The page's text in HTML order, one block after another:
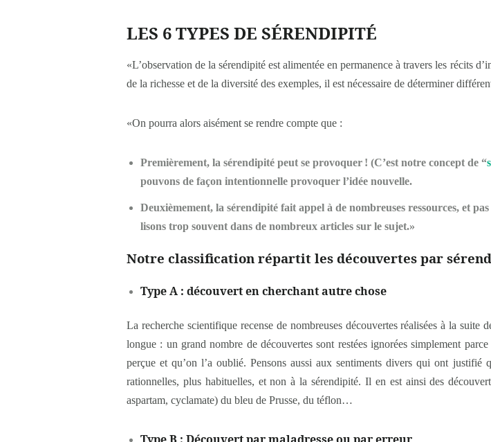
LES 6 TYPES DE SÉRENDIPITÉ
«L’observation de la sérendipité est alimentée en permanence à travers les récits
de la richesse et de la diversité des exemples, il est nécessaire de déterminer
«On pourra alors aisément se rendre compte que :
Premièrement, la sérendipité peut se provoquer ! (C’est notre concept de “
pouvons de façon intentionnelle provoquer l’idée nouvelle.
Deuxièmement, la sérendipité fait appel à de nombreuses ressources, et
lisons trop souvent dans de nombreux articles sur le sujet.»
Notre classification répartit les découvertes par
Type A : découvert en cherchant autre chose
La recherche scientifique recense de nombreuses découvertes réalisées à la
longue : un grand nombre de découvertes sont restées ignorées simplement
perçue et qu’on l’a oublié. Pensons aussi aux sentiments divers qui ont justifié
rationnelles, plus habituelles, et non à la sérendipité. Il en est ainsi des
aspartam, cyclamate) du bleu de Prusse, du téflon…